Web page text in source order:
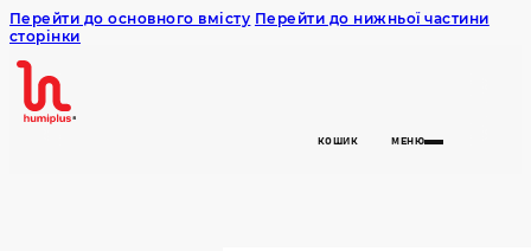
Перейти до основного вмісту Перейти до нижньої частини
сторінки
Humiplus
КОШИК МЕНЮ